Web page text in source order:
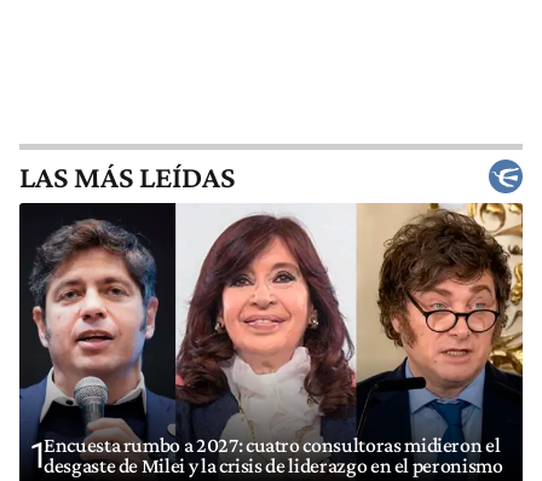
LAS MÁS LEÍDAS
1Encuesta rumbo a 2027: cuatro consultoras midieron el
desgaste de Milei y la crisis de liderazgo en el peronismo